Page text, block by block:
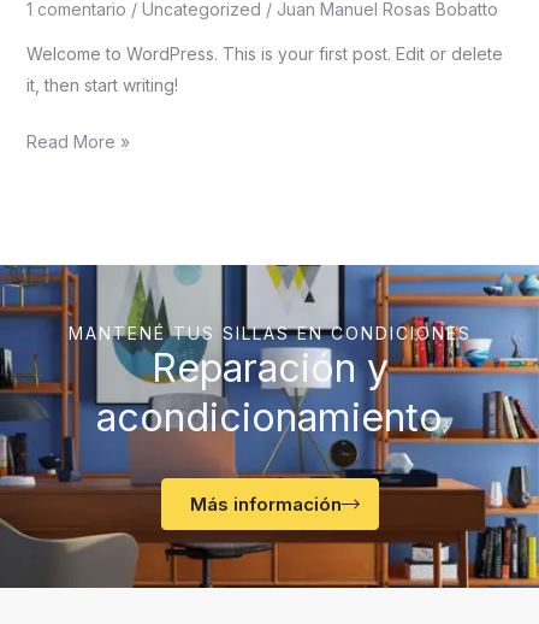
1 comentario / Uncategorized / Juan Manuel Rosas Bobatto
Welcome to WordPress. This is your first post. Edit or delete
it, then start writing!
Read More »
MANTENÉ TUS SILLAS EN CONDICIONES
Reparación y
acondicionamiento
Más información